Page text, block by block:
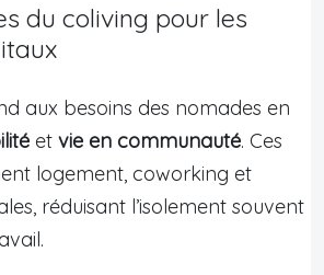
du coliving pour les
aux besoins des nomades en
et vie en communauté. Ces
logement, coworking et
réduisant l’isolement souvent